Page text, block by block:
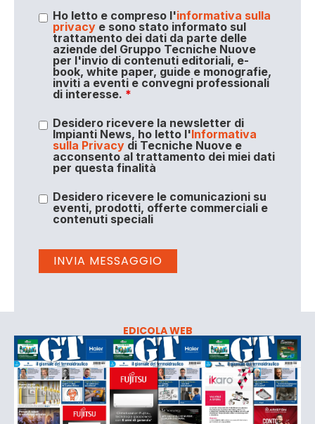
Ho letto e compreso l'informativa sulla
privacye sono stato informato sul
trattamento dei dati da parte delle
aziende del Gruppo Tecniche Nuove
per l'invio di contenuti editoriali, e-
book, white paper, guide e monografie,
inviti a eventi e convegni professionali
di interesse. *
Desidero ricevere la newsletter di
Impianti News, ho letto l'Informativa
sulla Privacydi Tecniche Nuove e
acconsento al trattamento dei miei dati
per questa finalità
Desidero ricevere le comunicazioni su
eventi, prodotti, offerte commerciali e
contenuti speciali
EDICOLA WEB